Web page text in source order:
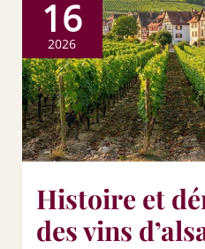
16
2026
Histoire et
des vins